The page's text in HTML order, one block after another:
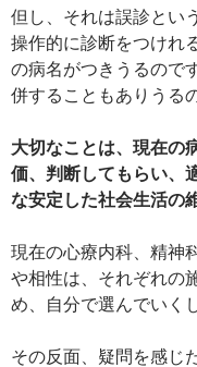
但し、それは誤診とい
操作的に診断をつけれ
の病名がつきうるので
併することもありうる
大切なことは、現在の
価、判断してもらい、
な安定した社会生活の
現在の心療内科、精神
や相性は、それぞれの
め、自分で選んでいく
その反面、疑問を感じ